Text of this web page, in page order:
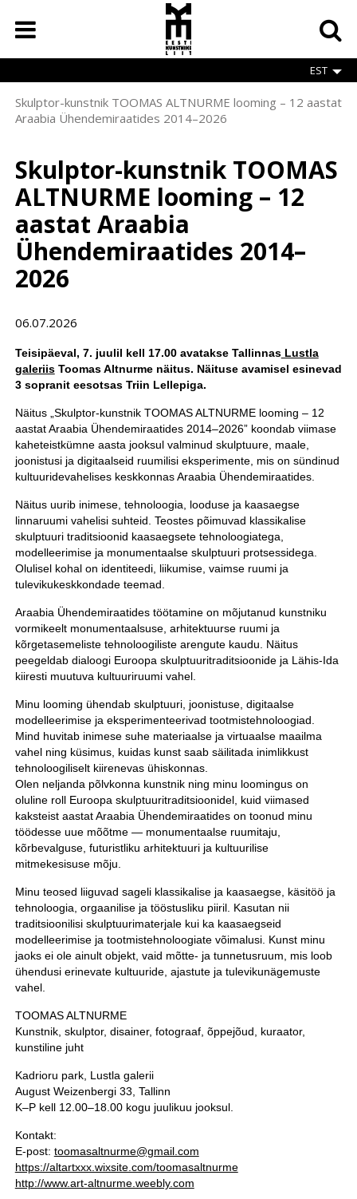
main
content
EST
Breadcrumb
Skulptor-kunstnik TOOMAS ALTNURME looming – 12 aastat
Araabia Ühendemiraatides 2014–2026
Skulptor-kunstnik TOOMAS
ALTNURME looming – 12
aastat Araabia
Ühendemiraatides 2014–
2026
06.07.2026
Teisipäeval, 7. juulil kell 17.00 avatakse TallinnasLustla
galeriisToomas Altnurme näitus. Näituse avamisel esinevad
3 sopranit eesotsas Triin Lellepiga.
Näitus „Skulptor-kunstnik TOOMAS ALTNURME looming – 12
aastat Araabia Ühendemiraatides 2014–2026” koondab viimase
kaheteistkümne aasta jooksul valminud skulptuure, maale,
joonistusi ja digitaalseid ruumilisi eksperimente, mis on sündinud
kultuuridevahelises keskkonnas Araabia Ühendemiraatides.
Näitus uurib inimese, tehnoloogia, looduse ja kaasaegse
linnaruumi vahelisi suhteid. Teostes põimuvad klassikalise
skulptuuri traditsioonid kaasaegsete tehnoloogiatega,
modelleerimise ja monumentaalse skulptuuri protsessidega.
Olulisel kohal on identiteedi, liikumise, vaimse ruumi ja
tulevikukeskkondade teemad.
Araabia Ühendemiraatides töötamine on mõjutanud kunstniku
vormikeelt monumentaalsuse, arhitektuurse ruumi ja
kõrgetasemeliste tehnoloogiliste arengute kaudu. Näitus
peegeldab dialoogi Euroopa skulptuuritraditsioonide ja Lähis-Ida
kiiresti muutuva kultuuriruumi vahel.
Minu looming ühendab skulptuuri, joonistuse, digitaalse
modelleerimise ja eksperimenteerivad tootmistehnoloogiad.
Mind huvitab inimese suhe materiaalse ja virtuaalse maailma
vahel ning küsimus, kuidas kunst saab säilitada inimlikkust
tehnoloogiliselt kiirenevas ühiskonnas.
Olen neljanda põlvkonna kunstnik ning minu loomingus on
oluline roll Euroopa skulptuuritraditsioonidel, kuid viimased
kaksteist aastat Araabia Ühendemiraatides on toonud minu
töödesse uue mõõtme — monumentaalse ruumitaju,
kõrbevalguse, futuristliku arhitektuuri ja kultuurilise
mitmekesisuse mõju.
Minu teosed liiguvad sageli klassikalise ja kaasaegse, käsitöö ja
tehnoloogia, orgaanilise ja tööstusliku piiril. Kasutan nii
traditsioonilisi skulptuurimaterjale kui ka kaasaegseid
modelleerimise ja tootmistehnoloogiate võimalusi. Kunst minu
jaoks ei ole ainult objekt, vaid mõtte- ja tunnetusruum, mis loob
ühendusi erinevate kultuuride, ajastute ja tulevikunägemuste
vahel.
TOOMAS ALTNURME
Kunstnik, skulptor, disainer, fotograaf, õppejõud, kuraator,
kunstiline juht
Kadrioru park, Lustla galerii
August Weizenbergi 33, Tallinn
K–P kell 12.00–18.00 kogu juulikuu jooksul.
Kontakt:
E-post: toomasaltnurme@gmail.com
https://altartxxx.wixsite.com/toomasaltnurme
http://www.art-altnurme.weebly.com